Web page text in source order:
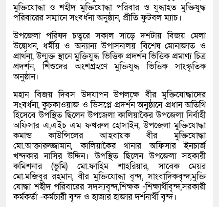
মুক্তিযোদ্ধা ও শহীদ মুক্তিযোদ্ধা পরিবার ও যুদ্ধাহত মুক্তিযুদ্ধ
পরিবারের সম্মানে সংবর্ধনা অনুষ্ঠান, প্রীতি ফুটবল ম্যাচ।
উপজেলা পরিষদ চত্বরে সকাল সাড়ে দশটায় বিজয় মেলা
উদ্বোধন, ধর্মীয় ও অন্যান্য উপাসনালয় বিশেষ মোনাজাত ও
প্রার্থনা, উন্মুক্ত স্থানে মুক্তিযুদ্ধ ভিত্তিক প্রদর্শন ভিত্তিক প্রমাণ্য চিত্র
প্রদর্শন, শিশুদের অংশগ্রহণে মুক্তিযুদ্ধ ভিত্তিক সাংস্কৃতিক
অনুষ্ঠান।
মহান বিজয় দিবস উদযাপন উপলক্ষে বীর মুক্তিযোদ্ধাদের
সংবর্ধনা, কুচকাওয়াজ ও ডিসপ্লে প্রদর্শন অনুষ্ঠানে প্রধান অতিথি
হিসেবে উপস্থিত ছিলেন উপজেলা কালিয়াকৈর উপজেলা নির্বাহী
অফিসার এ,এইচ এম ফখরুল হোসাইন, উপজেলা মুক্তিযোদ্ধা
কমান্ড কাউন্সিলের আহবায়ক বীর মুক্তিযোদ্ধা
মো.আক্তারুজ্জামান, কালিয়াকৈর থানার অফিসার ইনচার্জ
খন্দকার নাসির উদ্দিন। উপস্থিত ছিলেন উপজেলা সহকারী
কমিশনার (ভূমি) মো.ফাহিম শাহরিয়ার, সাবেক মেয়র
মো.মজিবুর রহমান, বীর মুক্তিযোদ্ধা বৃন্দ, সাংবাদিকবৃন্দ,মুক্তি
যোদ্ধা শহীদ পরিবারের সদস্যবৃন্দ,শিক্ষক -শিক্ষার্থীবৃন্দ,সরকারী
কর্মকর্তা -কর্মচারী বৃন্দ ও হাজার হাজার দর্শনার্থী বৃন্দ।